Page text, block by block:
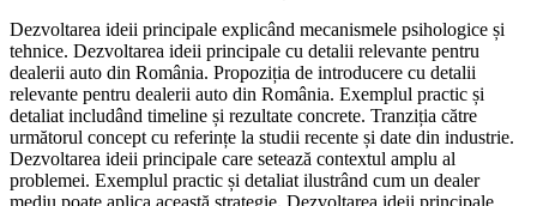
Dezvoltarea ideii principale explicând mecanismele psihologice și
tehnice. Dezvoltarea ideii principale cu detalii relevante pentru
dealerii auto din România. Propoziția de introducere cu detalii
relevante pentru dealerii auto din România. Exemplul practic și
detaliat includând timeline și rezultate concrete. Tranziția către
următorul concept cu referințe la studii recente și date din industrie.
Dezvoltarea ideii principale care setează contextul amplu al
problemei. Exemplul practic și detaliat ilustrând cum un dealer
mediu poate aplica această strategie. Dezvoltarea ideii principale